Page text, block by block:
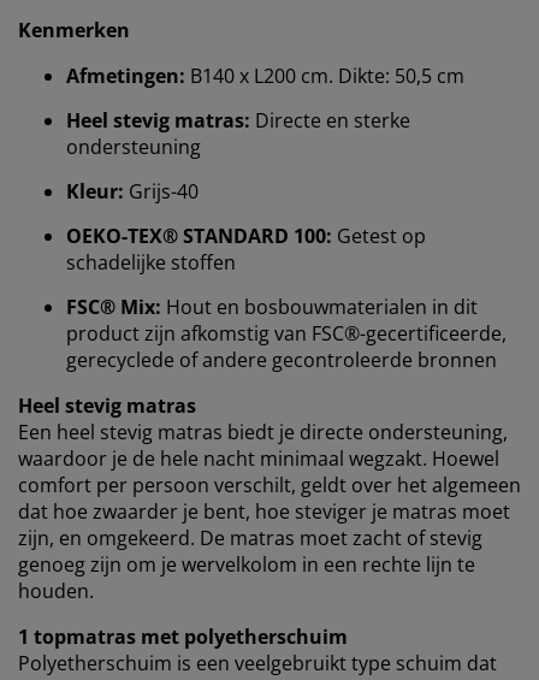
Kenmerken
Afmetingen: B140 x L200 cm. Dikte: 50,5 cm
Heel stevig matras: Directe en sterke
ondersteuning
Kleur: Grijs-40
OEKO-TEX® STANDARD 100: Getest op
schadelijke stoffen
FSC® Mix: Hout en bosbouwmaterialen in dit
product zijn afkomstig van FSC®-gecertificeerde,
gerecyclede of andere gecontroleerde bronnen
Heel stevig matras
Een heel stevig matras biedt je directe ondersteuning,
waardoor je de hele nacht minimaal wegzakt. Hoewel
comfort per persoon verschilt, geldt over het algemeen
dat hoe zwaarder je bent, hoe steviger je matras moet
zijn, en omgekeerd. De matras moet zacht of stevig
genoeg zijn om je wervelkolom in een rechte lijn te
houden.
1 topmatras met polyetherschuim
Polyetherschuim is een veelgebruikt type schuim dat
Wij personaliseren jouw ervaring
identificatoren om je een goede ervaring te bieden
tijdens het bezoeken van onze website. Cookies
verzamelen informatie over jou om functionaliteit,
statistieken en relevante marketing te waarborgen.
Wanneer je marketingcookies accepteert, delen we je
browsergegevens met marketingpartners (zoals
Google, Meta en Tiktok) voor gepersonaliseerde en
vaste advertenties. Je kunt meer lezen over de
doeleinden via ''Aanpassen'' en je toestemming op elk
moment intrekken door op het cookie-icoontje te
klikken. Door op ''Alles accepteren'' te klikken, ga je
akkoord met alle drie de doeleinden. Lees meer over
onzeverzameling en verwerking van
persoonsgegevens